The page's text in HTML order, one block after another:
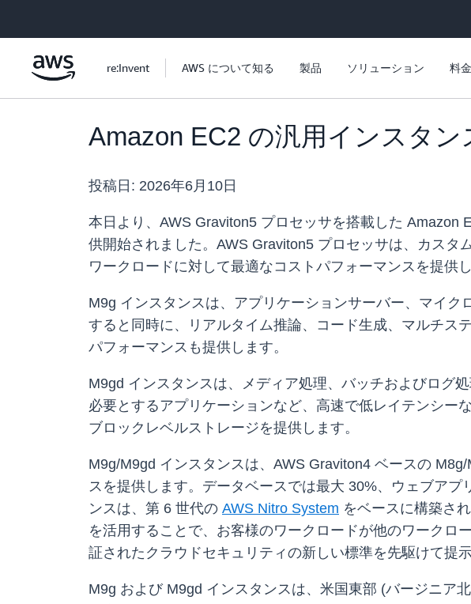
re:Invent AWS について知る 製品 ソリューション 料金
Amazon EC2 の汎用インスタ
投稿日: 2026年6月10日
本日より、AWS Graviton5 プロセッサを搭載した Amazon
供開始されました。AWS Graviton5 プロセッサは、カスタ
ワークロードに対して最適なコストパフォーマンスを提供し
​M9g インスタンスは、アプリケーションサーバー、マイ
すると同時に、リアルタイム推論、コード生成、マルチス
パフォーマンスも提供します。
​M9gd インスタンスは、メディア処理、バッチおよびログ
必要とするアプリケーションなど、高速で低レイテンシー
ブロックレベルストレージを提供します。
​​​M9g/M9gd インスタンスは、AWS Graviton4 ベースの
スを提供します。データベースでは最大 30%、ウェブア
ンスは、第 6 世代の AWS Nitro System をベースに構築さ
を活用することで、お客様のワークロードが他のワークロ
証されたクラウドセキュリティの新しい標準を先駆けて提示
M9g および M9gd インスタンスは、米国東部 (バージニア